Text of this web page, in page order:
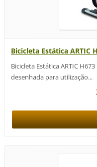
Bicicleta Estática ARTIC
Bicicleta Estática ARTIC
desenhada para utilização...